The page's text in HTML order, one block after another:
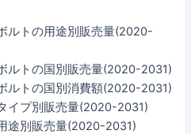
ルトの用途別販売量(2020-
ルトの国別販売量(2020-2031)
ルトの国別消費額(2020-2031)
イプ別販売量(2020-2031)
途別販売量(2020-2031)